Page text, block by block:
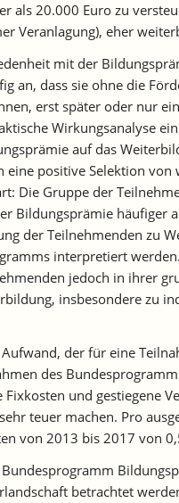
als 20.000 Euro zu
Veranlagung), eher
mit der
an, dass sie ohne die
erst später oder nur
Wirkungsanalyse
auf das
eine positive Selektion
Die Gruppe der
Bildungsprämie häufiger
der Teilnehmenden zu
interpretiert
jedoch in ihrer
insbesondere zu
der für eine
des
Fixkosten und gestiegene
teuer machen. Pro
von 2013 bis 2017 von
Bundesprogramm
betrachtet